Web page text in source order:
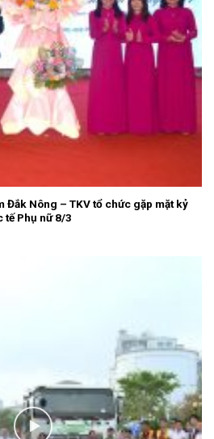
Đắk Nông – TKV tổ chức gặp mặt kỷ
tế Phụ nữ 8/3